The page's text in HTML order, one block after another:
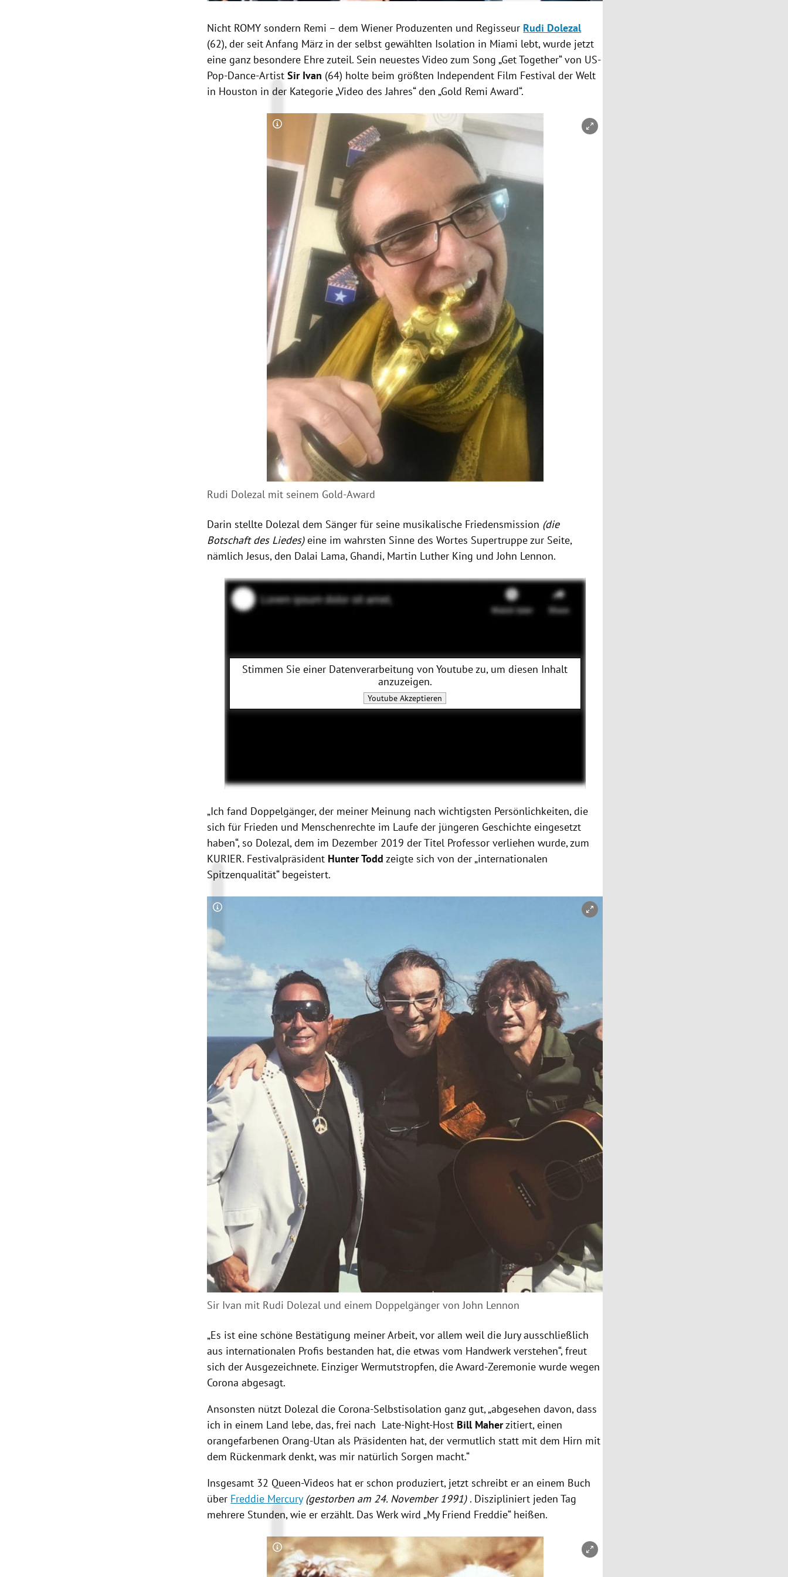
Nicht ROMY sondern Remi – dem Wiener Produzenten und Regisseur Rudi Dolezal
(62), der seit Anfang März in der selbst gewählten Isolation in Miami lebt, wurde jetzt
eine ganz besondere Ehre zuteil. Sein neuestes Video zum Song „Get Together“ von US-
Pop-Dance-ArtistSir Ivan (64) holte beim größten Independent Film Festival der Welt
in Houston in der Kategorie „Video des Jahres“ den „Gold Remi Award“.
Copyright-Hinweis öffnen/schließen
Rudi Dolezal mit seinem Gold-Award
Darin stellte Dolezal dem Sänger für seine musikalische Friedensmission (die
Botschaft des Liedes)eine im wahrsten Sinne des Wortes Supertruppe zur Seite,
nämlich Jesus, den Dalai Lama, Ghandi, Martin Luther King undJohn Lennon.
Stimmen Sie einer Datenverarbeitung vonYoutubezu, um diesen Inhalt
anzuzeigen.
Youtube Akzeptieren
„Ich fand Doppelgänger, der meiner Meinung nach wichtigsten Persönlichkeiten, die
sich für Frieden und Menschenrechte im Laufe der jüngeren Geschichte eingesetzt
haben“, so Dolezal, dem im Dezember 2019 der Titel Professor verliehen wurde, zum
KURIER. Festivalpräsident Hunter Todd zeigte sich von der „internationalen
Spitzenqualität“ begeistert.
Copyright-Hinweis öffnen/schließen
Sir Ivan mit Rudi Dolezal und einem Doppelgänger vonJohn Lennon
„Es ist eine schöne Bestätigung meiner Arbeit, vor allem weil die Jury ausschließlich
aus internationalen Profis bestanden hat, die etwas vom Handwerk verstehen“, freut
sich der Ausgezeichnete. Einziger Wermutstropfen, die Award-Zeremonie wurde wegen
Corona abgesagt.
Ansonsten nützt Dolezal die Corona-Selbstisolation ganz gut, „abgesehen davon, dass
ich in einem Land lebe, das, frei nach Late-Night-Host Bill Maherzitiert, einen
orangefarbenen Orang-Utan als Präsidenten hat, der vermutlich statt mit dem Hirn mit
dem Rückenmark denkt, was mir natürlich Sorgen macht.“
Insgesamt 32 Queen-Videos hat er schon produziert, jetzt schreibt er an einem Buch
über Freddie Mercury (gestorben am 24. November 1991) . Diszipliniert jeden Tag
mehrere Stunden, wie er erzählt. Das Werk wird „My Friend Freddie“ heißen.
Copyright-Hinweis öffnen/schließen